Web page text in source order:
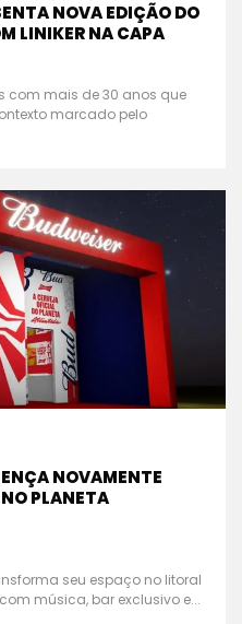
NOVA EDIÇÃO DO
LINIKER NA CAPA
com mais de 30 anos que
marcado pelo
NOVAMENTE
PLANETA
seu espaço no litoral
música, bar exclusivo e...